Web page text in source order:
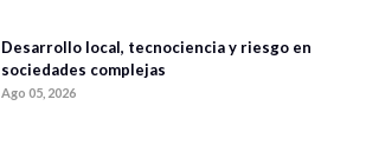
Desarrollo local, tecnociencia y riesgo en
sociedades complejas
Ago 05, 2026